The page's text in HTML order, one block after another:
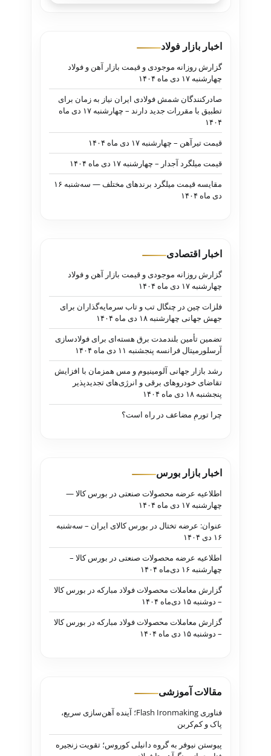
اخبار بازار فولاد
گزارش روزانه موجودی و قیمت بازار آهن و فولاد
چهارشنبه ۱۷ دی ماه ۱۴۰۴
صادرکنندگان شمش فولادی ایران نیاز به زمان برای
تطبیق با مقررات جدید دارند – چهارشنبه ۱۷ دی ماه
۱۴۰۴
قیمت تیرآهن – چهارشنبه ۱۷ دی ماه ۱۴۰۴
قیمت میلگرد آجدار – چهارشنبه ۱۷ دی ماه ۱۴۰۴
مقایسه قیمت میلگرد برندهای مختلف — سه‌شنبه ۱۶
دی ماه ۱۴۰۴
اخبار اقتصادی
گزارش روزانه موجودی و قیمت بازار آهن و فولاد
چهارشنبه ۱۷ دی ماه ۱۴۰۴
فلزات چین در چنگال تب و تاب سرمایه‌گذاران برای
جهش جهانی چهارشنبه ۱۸ دی ماه ۱۴۰۴
تضمین تأمین بلندمدت برق هسته‌ای برای فولادسازی
آرسلورمیتال فرانسه پنجشنبه ۱۱ دی ماه ۱۴۰۴
رشد بازار جهانی آلومینیوم و مس همزمان با افزایش
تقاضای خودروهای برقی و انرژی‌های تجدیدپذیر
پنجشنبه ۱۸ دی ماه ۱۴۰۴
چرا تورمِ مضاعف در راه است؟
اخبار بازار بورس
اطلاعیه عرضه محصولات صنعتی در بورس کالا —
چهارشنبه ۱۷ دی ماه ۱۴۰۴
عنوان: عرضه تختال در بورس کالای ایران – سه‌شنبه
۱۶ دی ۱۴۰۴
اطلاعیه عرضه محصولات صنعتی در بورس کالا –
چهارشنبه ۱۶ دی‌ماه ۱۴۰۴
گزارش معاملات محصولات فولاد مبارکه در بورس کالا
– دوشنبه ۱۵ دی‌ماه ۱۴۰۴
گزارش معاملات محصولات فولاد مبارکه در بورس کالا
– دوشنبه ۱۵ دی ماه ۱۴۰۴
مقالات آموزشی
فناوری Flash Ironmaking؛ آینده آهن‌سازی سریع،
پاک و کم‌کربن
پیوستن نیوفر به گروه دانیلی کوروس؛ تقویت زنجیره